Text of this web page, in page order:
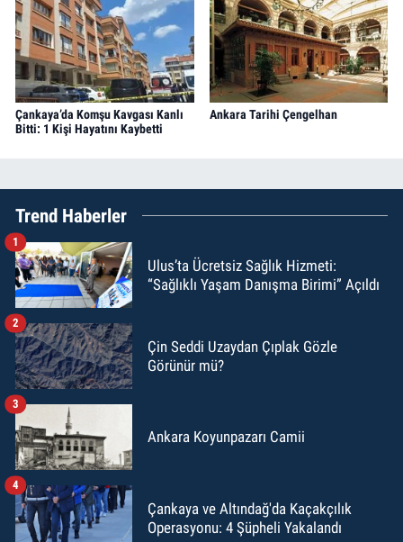
Çankaya’da Komşu Kavgası Kanlı
Bitti: 1 Kişi Hayatını Kaybetti
Ankara Tarihi Çengelhan
Trend Haberler
Ulus’ta Ücretsiz Sağlık Hizmeti:
“Sağlıklı Yaşam Danışma Birimi” Açıldı
1
Çin Seddi Uzaydan Çıplak Gözle
Görünür mü?
2
Ankara Koyunpazarı Camii
3
Çankaya ve Altındağ'da Kaçakçılık
Operasyonu: 4 Şüpheli Yakalandı
4